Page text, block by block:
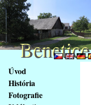
obsah
stránky
Klávesové
Úvod
História
Fotografie
Benetice
Benetice